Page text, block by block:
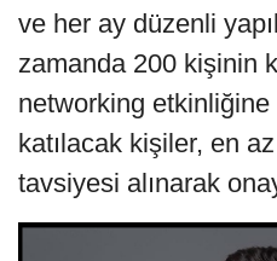
ve her ay düzenli
zamanda 200 kişinin
networking
katılacak kişiler, en
tavsiyesi alınarak